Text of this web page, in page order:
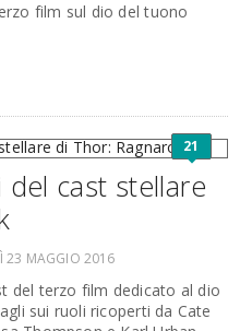
film sul dio del tuono
21
cast stellare
23 MAGGIO 2016
del terzo film dedicato al dio
sui ruoli ricoperti da Cate